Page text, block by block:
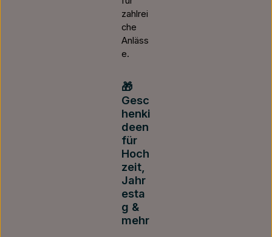
zahlrei
che
Anläss
e.
🎁
Gesc
henki
deen
für
Hoch
zeit,
Jahr
esta
g &
mehr